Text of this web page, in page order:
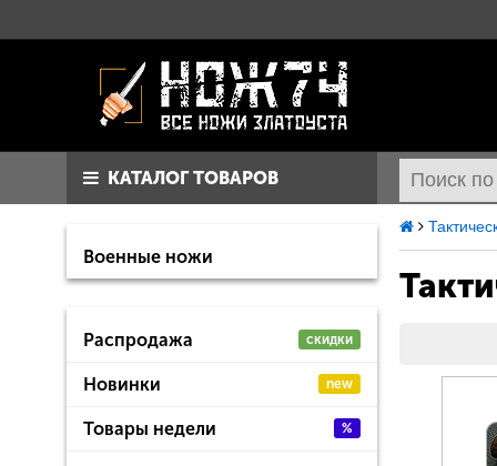
КАТАЛОГ ТОВАРОВ
Военные ножи
Распродажа скидки
Новинки new
Товары недели %